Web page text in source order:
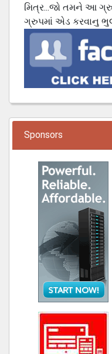
મિત્ર...જો તમને આ
ગ્રુપમાં એડ કરવાનુ
Sponsors